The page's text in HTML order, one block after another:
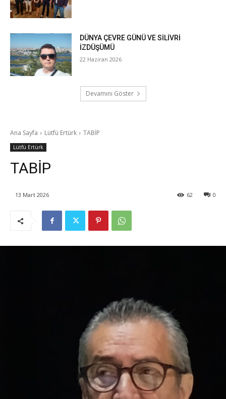
DÜNYA ÇEVRE GÜNÜ VE SİLİVRİ
İZDÜŞÜMÜ
22 Haziran 2026
Devamını Göster